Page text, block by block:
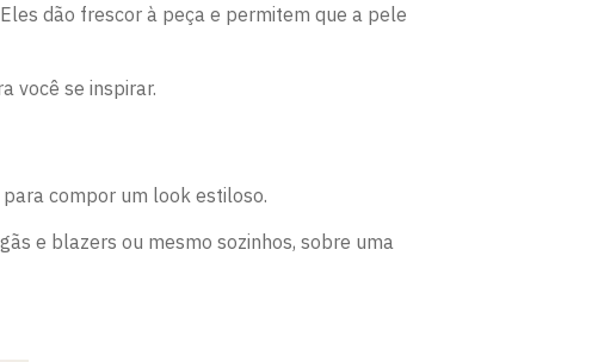
dão frescor à peça e permitem que a pele
você se inspirar.
compor um look estiloso.
e blazers ou mesmo sozinhos, sobre uma